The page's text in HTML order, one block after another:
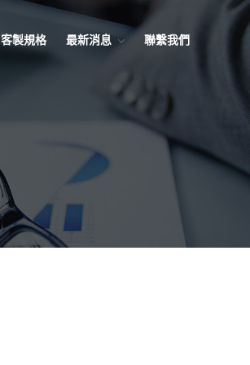
客製規格 最新消息 聯繫我們